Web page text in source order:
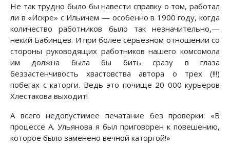
Не так трудно было бы навести справку о том, работал
ли в «Искре» с Ильичем — особенно в 1900 году, когда
количество работников было так незначительно,—
некий Бабинцев. И при более серьезном отношении со
стороны руководящих работников нашего комсомола
им должна была бы бить сразу в глаза
беззастенчивость хвастовства автора о трех (!!!)
побегах с каторги. Ведь это почище 20 000 курьеров
Хлестакова выходит!
А всего недопустимее печатание без проверки: «В
процессе А. Ульянова я был приговорен к повешению,
которое было заменено вечной каторгой!»